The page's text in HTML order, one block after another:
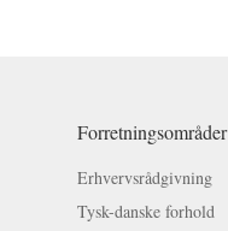
Forretningsområder
Erhvervsrådgivning
Tysk-danske forhold